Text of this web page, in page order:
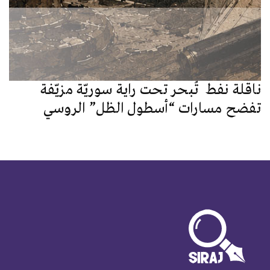
ناقلة نفط تُبحر تحت راية سوريّة مزيّفة
تفضح مسارات “أسطول الظل” الروسي